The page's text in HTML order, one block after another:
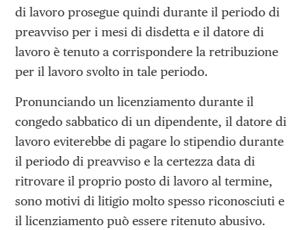
di lavoro prosegue quindi durante il periodo di
preavviso per i mesi di disdetta e il datore di
lavoro è tenuto a corrispondere la retribuzione
per il lavoro svolto in tale periodo.
Pronunciando un licenziamento durante il
congedo sabbatico di un dipendente, il datore di
lavoro eviterebbe di pagare lo stipendio durante
il periodo di preavviso e la certezza data di
ritrovare il proprio posto di lavoro al termine,
sono motivi di litigio molto spesso riconosciuti e
il licenziamento può essere ritenuto abusivo.